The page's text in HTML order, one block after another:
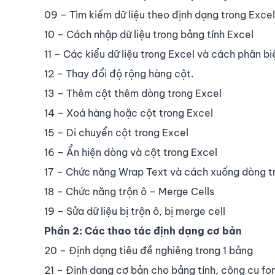
09 – Tìm kiếm dữ liệu theo định dạng trong Excel
10 – Cách nhập dữ liệu trong bảng tính Excel
11 – Các kiểu dữ liệu trong Excel và cách phân
12 – Thay đổi độ rộng hàng cột.
13 – Thêm cột thêm dòng trong Excel
14 – Xoá hàng hoặc cột trong Excel
15 – Di chuyển cột trong Excel
16 – Ẩn hiện dòng và cột trong Excel
17 – Chức năng Wrap Text và cách xuống dòng
18 – Chức năng trộn ô – Merge Cells
19 – Sửa dữ liệu bị trộn ô, bị merge cell
Phần 2: Các thao tác định dạng cơ bản
20 – Định dạng tiêu đề nghiêng trong 1 bảng
21 – Định dạng cơ bản cho bảng tính, công cụ